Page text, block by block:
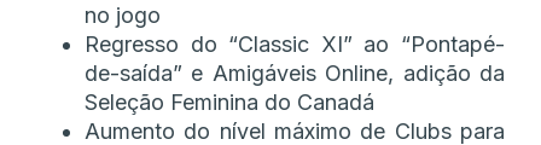
no jogo
Regresso do “Classic XI” ao “Pontapé-
de-saída” e Amigáveis Online, adição da
Seleção Feminina do Canadá
Aumento do nível máximo de Clubs para